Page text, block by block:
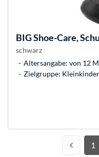
BIGShoe-Care,
schwarz
Altersangabe: von 12
Zielgruppe:
1